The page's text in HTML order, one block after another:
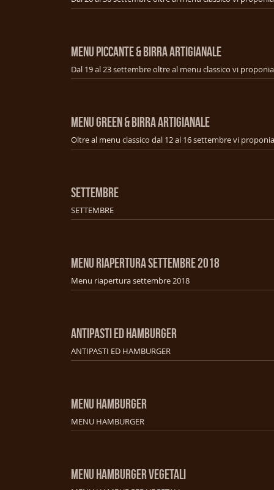
MENU PICCANTE & BIRRA ARTIGIANALE
MENU GREEN & BIRRA ARTIGIANALE
SETTEMBRE
SETTEMBRE
MENU RIAPERTURA SETTEMBRE 2018
Menu riapertura settembre 2018
ANTIPASTI ED HAMBURGER
ANTIPASTI ED HAMBURGER
MENU HAMBURGER
MENU HAMBURGER
MENU HAMBURGER VEGETALI